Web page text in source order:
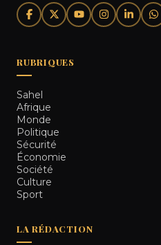
RUBRIQUES
Sahel
Afrique
Monde
Politique
Sécurité
Économie
Société
Culture
Sport
LA RÉDACTION